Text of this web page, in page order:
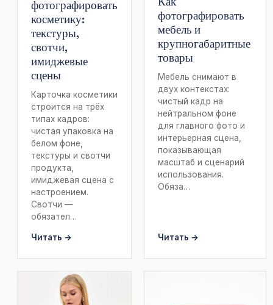
фотографировать
косметику:
текстуры,
свотчи,
имиджевые
сцены
Карточка косметики
строится на трёх
типах кадров:
чистая упаковка на
белом фоне,
текстуры и свотчи
продукта,
имиджевая сцена с
настроением.
Свотчи —
обязател…
Читать →
фотографировать
мебель и
крупногабаритные
товары
Мебель снимают в
двух контекстах:
чистый кадр на
нейтральном фоне
для главного фото и
интерьерная сцена,
показывающая
масштаб и сценарий
использования.
Обяза…
Читать →